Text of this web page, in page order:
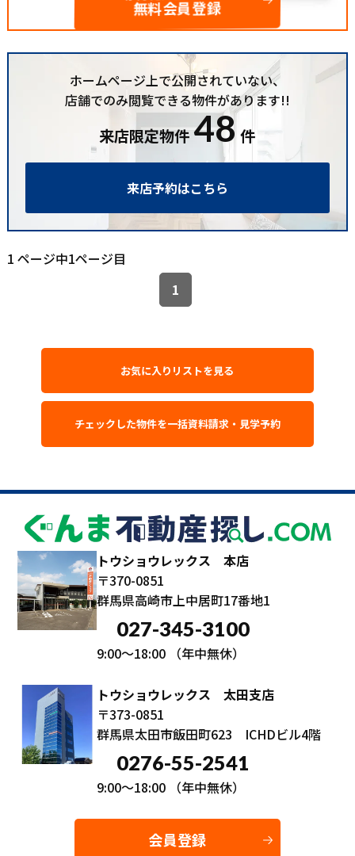
無料会員登録
ホームページ上で公開されていない、
店舗でのみ閲覧できる物件があります!!
来店限定物件48件
来店予約はこちら
1 ページ中1ページ目
1
お気に入りリストを見る
トウショウレックス 本店
〒370-0851
群馬県高崎市上中居町17番地1
027-345-3100
9:00～18:00 （年中無休）
トウショウレックス 太田支店
〒373-0851
群馬県太田市飯田町623 ICHDビル4階
0276-55-2541
9:00～18:00 （年中無休）
会員登録